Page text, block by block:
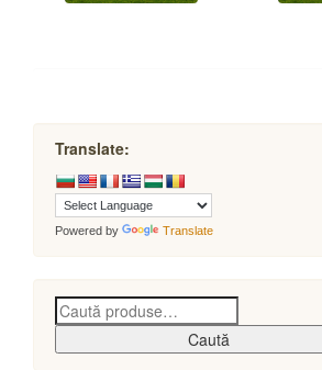
Translate:
Powered by Translate
Caută